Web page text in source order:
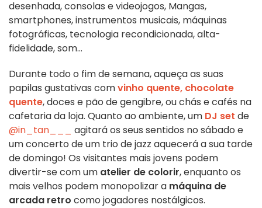
desenhada, consolas e videojogos, Mangas,
smartphones, instrumentos musicais, máquinas
fotográficas, tecnologia recondicionada, alta-
fidelidade, som...
Durante todo o fim de semana, aqueça as suas
papilas gustativas comvinho quente, chocolate
quente, doces e pão de gengibre, ou chás e cafés na
cafetaria da loja. Quanto ao ambiente, um DJ set de
@in_tan___
agitará os seus sentidos no sábado e
um concerto de um trio de jazz aquecerá a sua tarde
de domingo! Os visitantes mais jovens podem
divertir-se com um atelier de colorir, enquanto os
mais velhos podem monopolizar a máquina de
arcada retro como jogadores nostálgicos.